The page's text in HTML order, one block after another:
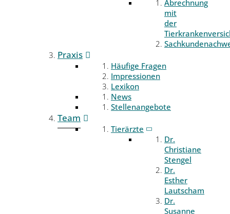
Abrechnung
mit
der
Praxis
Häufige Fragen
Impressionen
Lexikon
News
Stellenangebote
Team
Tierärzte
Dr.
Christiane
Stengel
Dr.
Esther
Lautscham
Dr.
Susanne